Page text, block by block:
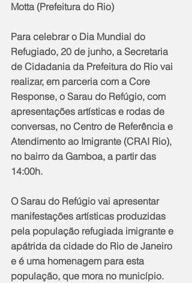
Motta (Prefeitura do Rio)
Para celebrar o Dia Mundial do
Refugiado, 20 de junho, a Secretaria
de Cidadania da Prefeitura do Rio vai
realizar, em parceria com a Core
Response, o Sarau do Refúgio, com
apresentações artísticas e rodas de
conversas, no Centro de Referência e
Atendimento ao Imigrante (CRAI Rio),
no bairro da Gamboa, a partir das
14:00h.
O Sarau do Refúgio vai apresentar
manifestações artísticas produzidas
pela população refugiada imigrante e
apátrida da cidade do Rio de Janeiro
e é uma homenagem para esta
população, que mora no município.